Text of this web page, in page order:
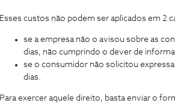
Esses custos não podem ser aplicados em 2
se a empresa não o avisou sobre as
dias, não cumprindo o dever de
se o consumidor não solicitou
dias.
Para exercer aquele direito, basta enviar o